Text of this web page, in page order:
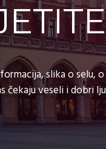
slika o selu,
čekaju veseli i dobri